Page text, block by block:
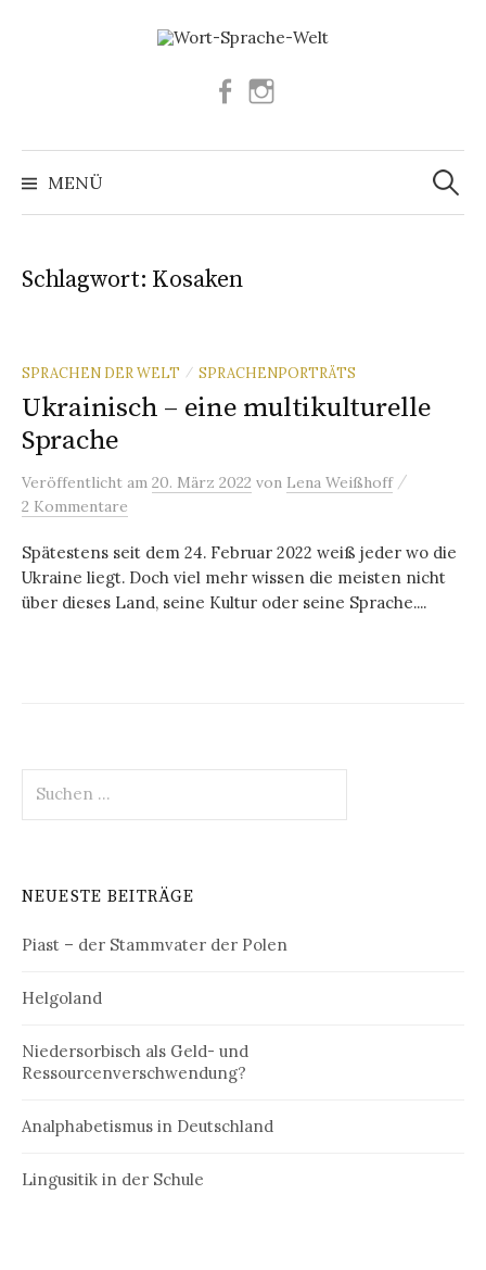
Facebook
MENÜ
Suchen
nach:
Schlagwort: Kosaken
SPRACHEN DER WELT / SPRACHENPORTRÄTS
Ukrainisch – eine multikulturelle
Sprache
Veröffentlicht am 20. März 2022 von Lena Weißhoff /
2 Kommentare
Spätestens seit dem 24. Februar 2022 weiß jeder wo die
Ukraine liegt. Doch viel mehr wissen die meisten nicht
über dieses Land, seine Kultur oder seine Sprache....
nach:
NEUESTE BEITRÄGE
Piast – der Stammvater der Polen
Helgoland
Niedersorbisch als Geld- und
Ressourcenverschwendung?
Analphabetismus in Deutschland
Lingusitik in der Schule